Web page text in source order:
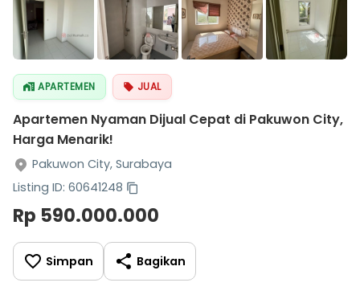
APARTEMEN JUAL
Apartemen Nyaman Dijual Cepat di Pakuwon City,
Harga Menarik!
Pakuwon City, Surabaya
Listing ID: 60641248
Rp 590.000.000
Simpan Bagikan